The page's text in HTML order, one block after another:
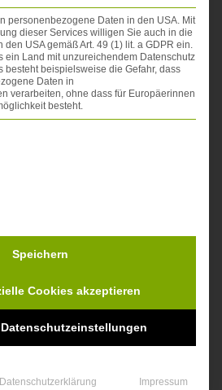
personenbezogene Daten in den USA. Mit
dieser Services willigen Sie auch in die
den USA gemäß Art. 49 (1) lit. a GDPR ein.
ein Land mit unzureichendem Datenschutz
besteht beispielsweise die Gefahr, dass
Daten in
verarbeiten, ohne dass für Europäerinnen
besteht.
Service-Gruppen, für die eine
Speichern
Cookies akzeptieren
Datenschutzerklärung Impressum